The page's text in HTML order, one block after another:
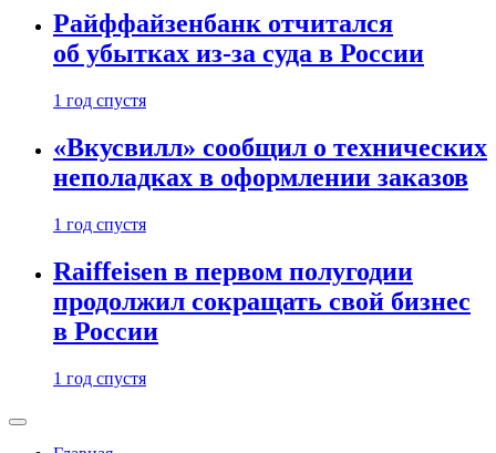
Райффайзенбанк отчитался
об убытках из-за суда в России
1 год спустя
«Вкусвилл» сообщил о технических
неполадках в оформлении заказов
1 год спустя
Raiffeisen в первом полугодии
продолжил сокращать свой бизнес
в России
1 год спустя